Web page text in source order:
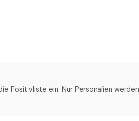
Positivliste ein. Nur Personalien werden